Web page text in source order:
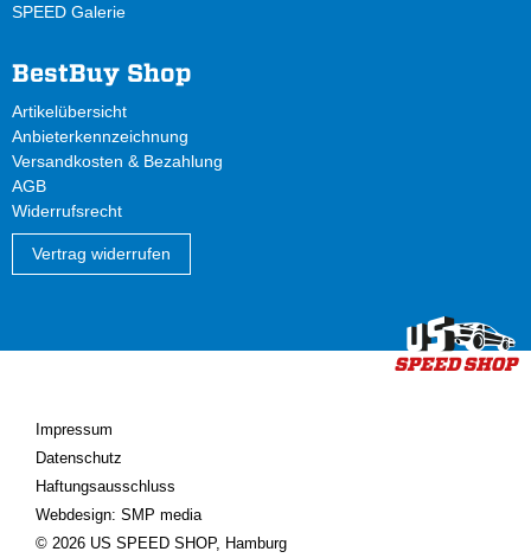
SPEED Galerie
BestBuy Shop
Artikelübersicht
Anbieterkennzeichnung
Versandkosten & Bezahlung
AGB
Widerrufsrecht
Vertrag widerrufen
Impressum
Datenschutz
Haftungsausschluss
Webdesign: SMP media
© 2026 US SPEED SHOP, Hamburg